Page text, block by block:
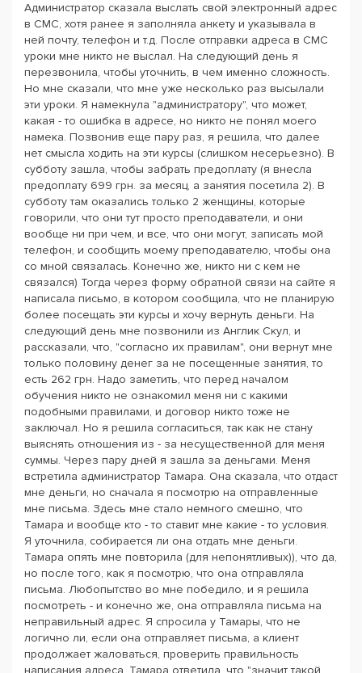
Администратор сказала выслать свой электронный адрес
в СМС, хотя ранее я заполняла анкету и указывала в
ней почту, телефон и т.д. После отправки адреса в СМС
уроки мне никто не выслал. На следующий день я
перезвонила, чтобы уточнить, в чем именно сложность.
Но мне сказали, что мне уже несколько раз высылали
эти уроки. Я намекнула "администратору", что может,
какая - то ошибка в адресе, но никто не понял моего
намека. Позвонив еще пару раз, я решила, что далее
нет смысла ходить на эти курсы (слишком несерьезно). В
субботу зашла, чтобы забрать предоплату (я внесла
предоплату 699 грн. за месяц, а занятия посетила 2). В
субботу там оказались только 2 женщины, которые
говорили, что они тут просто преподаватели, и они
вообще ни при чем, и все, что они могут, записать мой
телефон, и сообщить моему преподавателю, чтобы она
со мной связалась. Конечно же, никто ни с кем не
связался) Тогда через форму обратной связи на сайте я
написала письмо, в котором сообщила, что не планирую
более посещать эти курсы и хочу вернуть деньги. На
следующий день мне позвонили из Англик Скул, и
рассказали, что, "согласно их правилам", они вернут мне
только половину денег за не посещенные занятия, то
есть 262 грн. Надо заметить, что перед началом
обучения никто не ознакомил меня ни с какими
подобными правилами, и договор никто тоже не
заключал. Но я решила согласиться, так как не стану
выяснять отношения из - за несущественной для меня
суммы. Через пару дней я зашла за деньгами. Меня
встретила администратор Тамара. Она сказала, что отдаст
мне деньги, но сначала я посмотрю на отправленные
мне письма. Здесь мне стало немного смешно, что
Тамара и вообще кто - то ставит мне какие - то условия.
Я уточнила, собирается ли она отдать мне деньги.
Тамара опять мне повторила (для непонятливых)), что да,
но после того, как я посмотрю, что она отправляла
письма. Любопытство во мне победило, и я решила
посмотреть - и конечно же, она отправляла письма на
неправильный адрес. Я спросила у Тамары, что не
логично ли, если она отправляет письма, а клиент
продолжает жаловаться, проверить правильность
написания адреса. Тамара ответила, что "значит такой